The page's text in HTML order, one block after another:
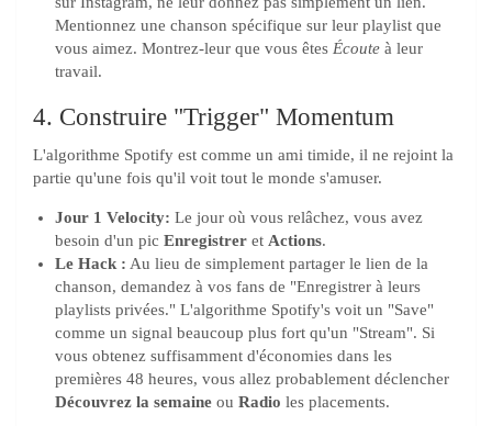
Mentionnez une chanson spécifique sur leur playlist que
vous aimez. Montrez-leur que vous êtes Écoute à leur
travail.
4. Construire "Trigger" Momentum
L'algorithme Spotify est comme un ami timide, il ne rejoint la
partie qu'une fois qu'il voit tout le monde s'amuser.
Jour 1 Velocity: Le jour où vous relâchez, vous avez
besoin d'un pic Enregistrer et Actions.
Le Hack : Au lieu de simplement partager le lien de la
chanson, demandez à vos fans de "Enregistrer à leurs
playlists privées." L'algorithme Spotify's voit un "Save"
comme un signal beaucoup plus fort qu'un "Stream". Si
vous obtenez suffisamment d'économies dans les
premières 48 heures, vous allez probablement déclencher
Découvrez la semaine ou Radio les placements.